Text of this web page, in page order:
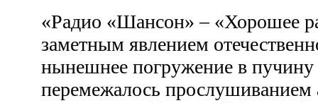
«Радио «Шансон» – «Хорошее
заметным явлением
нынешнее погружение в пучину
перемежалось прослушиванием